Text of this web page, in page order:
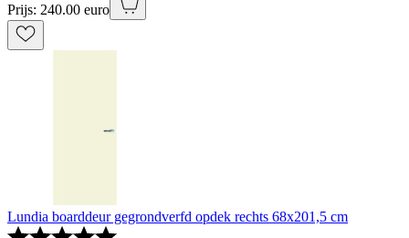
Prijs: 240.00 euro
Lundia boarddeur gegrondverfd opdek rechts 68x201,5 cm